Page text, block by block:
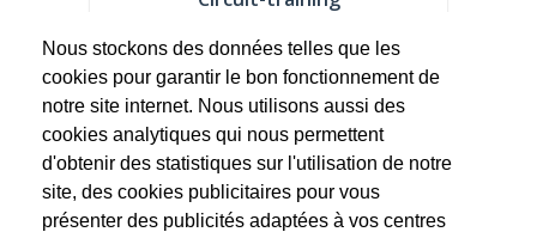
Holà les sportifs, je me présente en 4
points.. Aladji' Vitamine C Guaran +++
Toujours en...
50€ 25€
Après réduction d'impôts
Nous stockons des données telles que les
cookies pour garantir le bon fonctionnement de
notre site internet. Nous utilisons aussi des
cookies analytiques qui nous permettent
d'obtenir des statistiques sur l'utilisation de notre
site, des cookies publicitaires pour vous
présenter des publicités adaptées à vos centres